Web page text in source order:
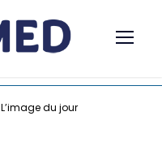
L’image du jour